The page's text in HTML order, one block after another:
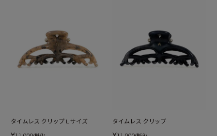
タイムレス クリップ L サイズ タイムレス クリップ